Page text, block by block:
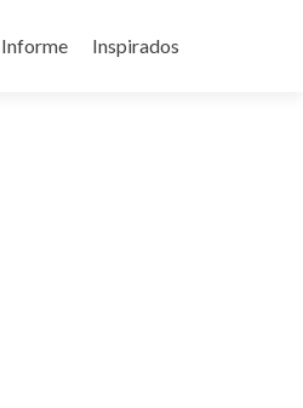
Informe Inspirados